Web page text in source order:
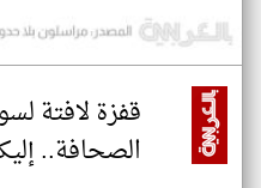
قفزة لافتة
الصحافة..